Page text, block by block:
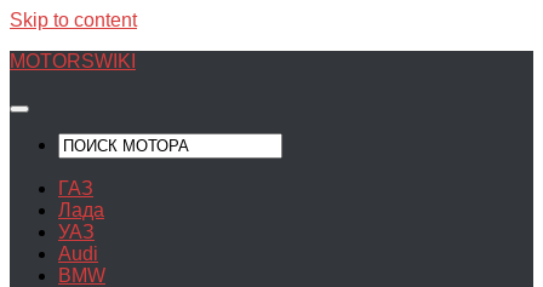
Skip to content
MOTORSWIKI
ГАЗ
Лада
УАЗ
Audi
BMW